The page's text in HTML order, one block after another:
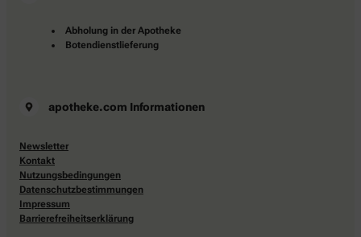
Abholung in der Apotheke
Botendienstlieferung
apotheke.com Informationen
Newsletter
Kontakt
Nutzungsbedingungen
Datenschutzbestimmungen
Impressum
Barrierefreiheitserklärung